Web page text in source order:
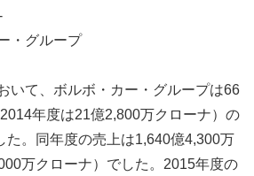
・グループ
いて、ボルボ・カー・グループは66
年度は21億2,800万クローナ）の
た。同年度の売上は1,640億4,300万
万クローナ）でした。2015年度の